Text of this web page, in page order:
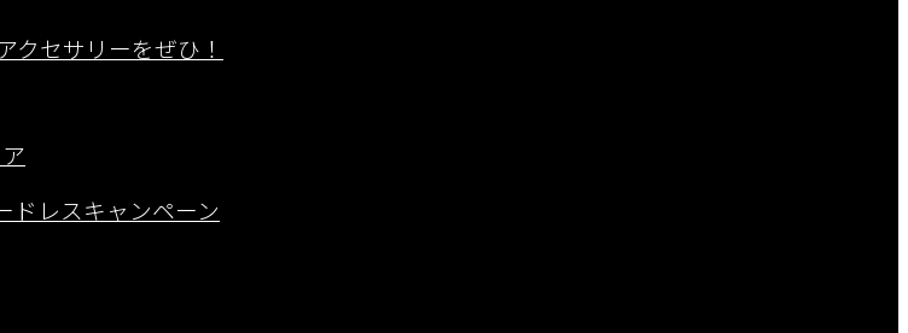
クセサリーをぜひ！
ドレスキャンペーン